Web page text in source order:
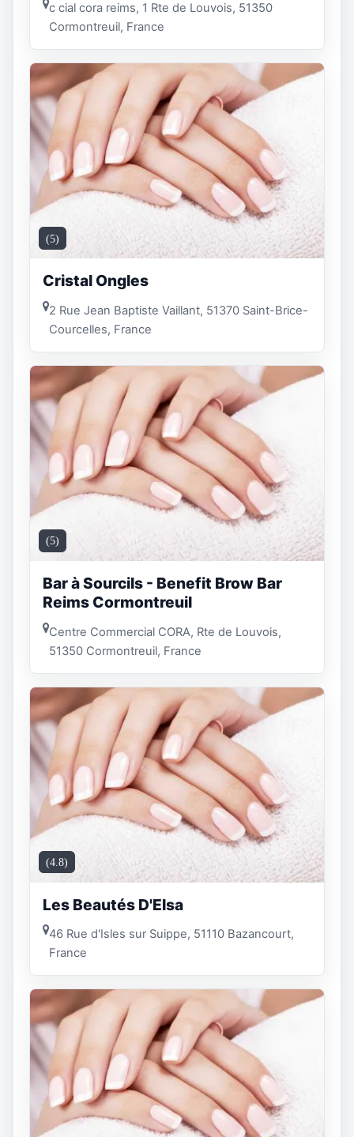
c cial cora reims, 1 Rte de Louvois, 51350
Cormontreuil, France
(5)
Cristal Ongles
2 Rue Jean Baptiste Vaillant, 51370 Saint-Brice-
Courcelles, France
(5)
Bar à Sourcils - Benefit Brow Bar
Reims Cormontreuil
Centre Commercial CORA, Rte de Louvois,
51350 Cormontreuil, France
(4.8)
Les Beautés D'Elsa
46 Rue d'Isles sur Suippe, 51110 Bazancourt,
France